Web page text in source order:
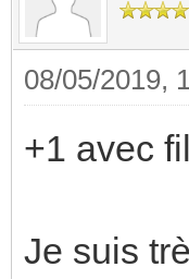
08/05/2019,
+1 avec
Je suis